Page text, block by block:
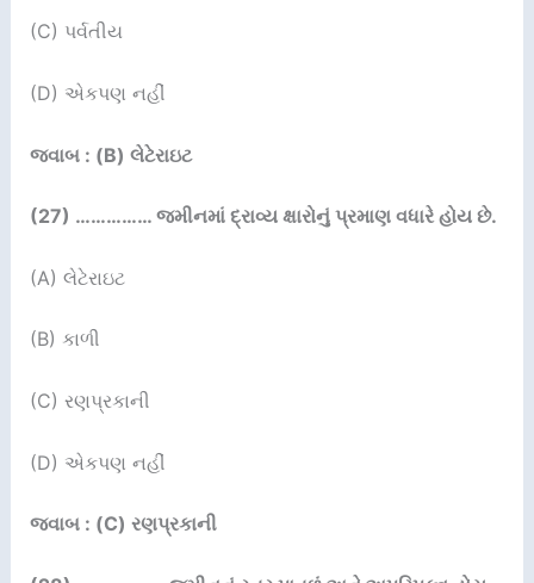
(C) પર્વતીય
(D) એકપણ નહીં
જવાબ : (B) લેટેરાઇટ
(27) ……………જમીનમાં દ્રાવ્ય ક્ષારોનું પ્રમાણ વધારે હોય છે.
(A) લેટેરાઇટ
(B) કાળી
(C) રણપ્રકાની
(D) એકપણ નહીં
જવાબ : (C) રણપ્રકાની